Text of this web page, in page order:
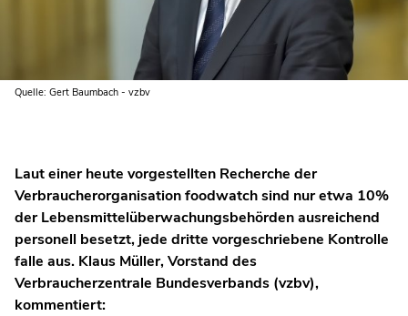
Quelle: Gert Baumbach - vzbv
Laut einer heute vorgestellten Recherche der
Verbraucherorganisation foodwatch sind nur etwa 10%
der Lebensmittelüberwachungsbehörden ausreichend
personell besetzt, jede dritte vorgeschriebene Kontrolle
falle aus. Klaus Müller, Vorstand des
Verbraucherzentrale Bundesverbands (vzbv),
kommentiert: